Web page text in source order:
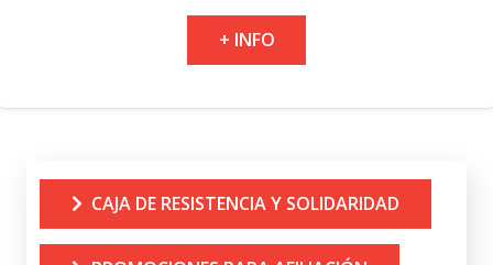
+ INFO
CAJA DE RESISTENCIA Y SOLIDARIDAD